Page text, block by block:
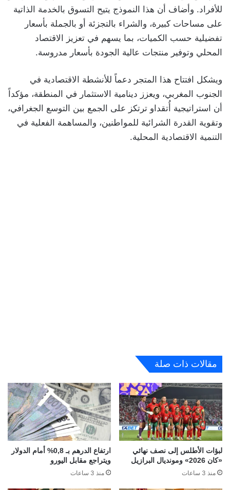
للأفراد. وأضاف أن هذا النموذج يتيح التسوق بالخدمة الذاتية
على مساحات كبيرة، والشراء بالتجزئة أو بالجملة بأسعار
تفضيلية حسب الكميات، بما يسهم في تعزيز الاقتصاد
المحلي وتوفير منتجات عالية الجودة بأسعار مدروسة.
ويشكل افتتاح هذا المتجر دعماً للأنشطة الاقتصادية في
الجنوب المغربي، ويعزز دينامية الاستثمار في المنطقة، مؤكداً
أن استراتيجية أُتقداو ترتكز على الجمع بين التوسع الجغرافي،
وتقوية القدرة الشرائية للمواطنين، والمساهمة الفعلية في
التنمية الاقتصادية المحلية.
مقالات ذات صلة
لبؤات الأطلس إلى نصف نهائي
«كان 2026» ومونديال البرازيل
منذ 3 ساعات
ارتفاع الدرهم بـ 0,8% أمام الدولار
ويتراجع مقابل اليورو
منذ 3 ساعات